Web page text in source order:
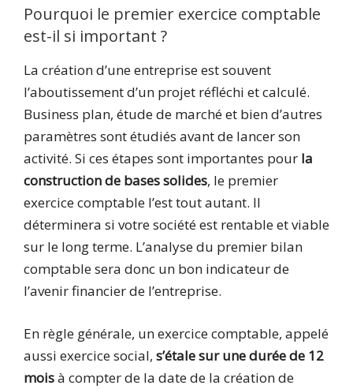
Pourquoi le premier exercice comptable
est-il si important ?
La création d’une entreprise est souvent
l’aboutissement d’un projet réfléchi et calculé.
Business plan, étude de marché et bien d’autres
paramètres sont étudiés avant de lancer son
activité. Si ces étapes sont importantes pour la
construction de bases solides, le premier
exercice comptable l’est tout autant. Il
déterminera si votre société est rentable et viable
sur le long terme. L’analyse du premier bilan
comptable sera donc un bon indicateur de
l’avenir financier de l’entreprise.
En règle générale, un exercice comptable, appelé
aussi exercice social, s’étale sur une durée de 12
moisà compter de la date de la création de